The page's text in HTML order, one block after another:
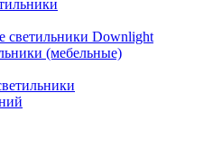
светильники Downlight
(мебельные)